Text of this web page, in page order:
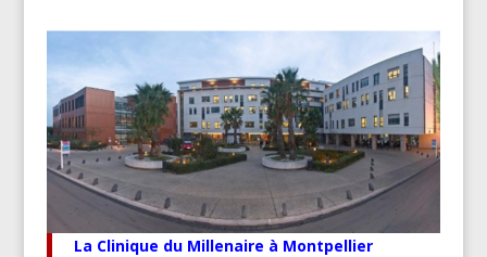
La Clinique du Millenaire à Montpellier